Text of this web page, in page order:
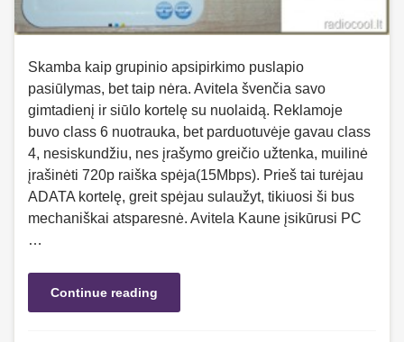
Skamba kaip grupinio apsipirkimo puslapio
pasiūlymas, bet taip nėra. Avitela švenčia savo
gimtadienį ir siūlo kortelę su nuolaidą. Reklamoje
buvo class 6 nuotrauka, bet parduotuvėje gavau class
4, nesiskundžiu, nes įrašymo greičio užtenka, muilinė
įrašinėti 720p raiška spėja(15Mbps). Prieš tai turėjau
ADATA kortelę, greit spėjau sulaužyt, tikiuosi ši bus
mechaniškai atsparesnė. Avitela Kaune įsikūrusi PC
…
Continue reading